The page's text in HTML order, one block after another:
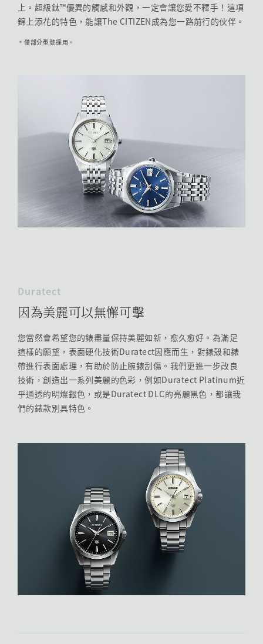
上。超級鈦™優異的觸感和外觀，一定會讓您愛不釋手！這項
錦上添花的特色，能讓The CITIZEN成為您一路前行的伙伴。
僅部分型號採用。
Duratect
因為美麗可以無懈可擊
您當然會希望您的錶盡量保持美麗如新，愈久愈好。為滿足
這樣的願望，表面硬化技術Duratect因應而生，對錶殼和錶
帶進行表面處理，有助於防止腕錶刮傷。我們更進一步改良
技術，創造出一系列美麗的色彩，例如Duratect Platinum近
乎通透的明燦銀色，或是Duratect DLC的亮麗黑色，都讓我
們的錶款別具特色。